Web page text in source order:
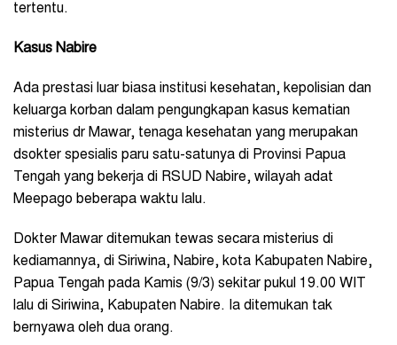
tertentu.
Kasus Nabire
Ada prestasi luar biasa institusi kesehatan, kepolisian dan
keluarga korban dalam pengungkapan kasus kematian
misterius dr Mawar, tenaga kesehatan yang merupakan
dsokter spesialis paru satu-satunya di Provinsi Papua
Tengah yang bekerja di RSUD Nabire, wilayah adat
Meepago beberapa waktu lalu.
Dokter Mawar ditemukan tewas secara misterius di
kediamannya, di Siriwina, Nabire, kota Kabupaten Nabire,
Papua Tengah pada Kamis (9/3) sekitar pukul 19.00 WIT
lalu di Siriwina, Kabupaten Nabire. Ia ditemukan tak
bernyawa oleh dua orang.